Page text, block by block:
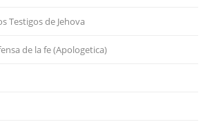
Testigos de Jehova
de la fe (Apologetica)